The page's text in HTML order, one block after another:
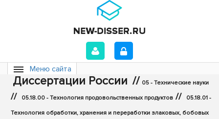
Меню сайта
Диссертации России // 05 - Технические науки
// 05.18.00 - Технология продовольственных продуктов // 05.18.01 -
Технология обработки, хранения и переработки злаковых, бобовых